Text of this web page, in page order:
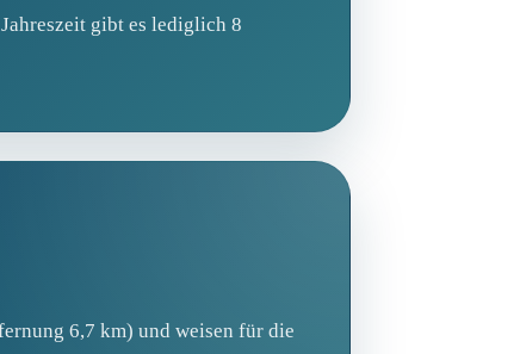
gibt es lediglich 8
6,7 km) und weisen für die